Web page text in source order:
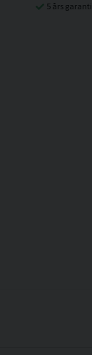
5 års garanti